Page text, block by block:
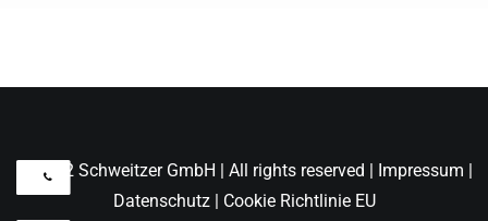
© 2022 Schweitzer GmbH | All rights reserved | Impressum |
Datenschutz| Cookie Richtlinie EU